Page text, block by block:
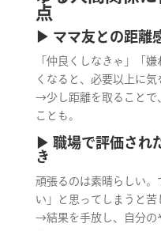
点
▶︎ ママ友との距離
「仲良くしなきゃ」「
くなると、必要以上に気
→少し距離を取ることで
ことも。
▶︎ 職場で評価され
き
頑張るのは素晴らしい
い」と思ってしまうと苦
→結果を手放し、自分の